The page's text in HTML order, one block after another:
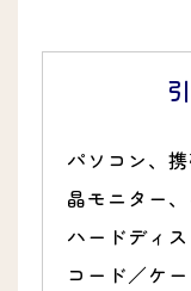
パソコン、
晶モニター
ハードディ
コード／ケ